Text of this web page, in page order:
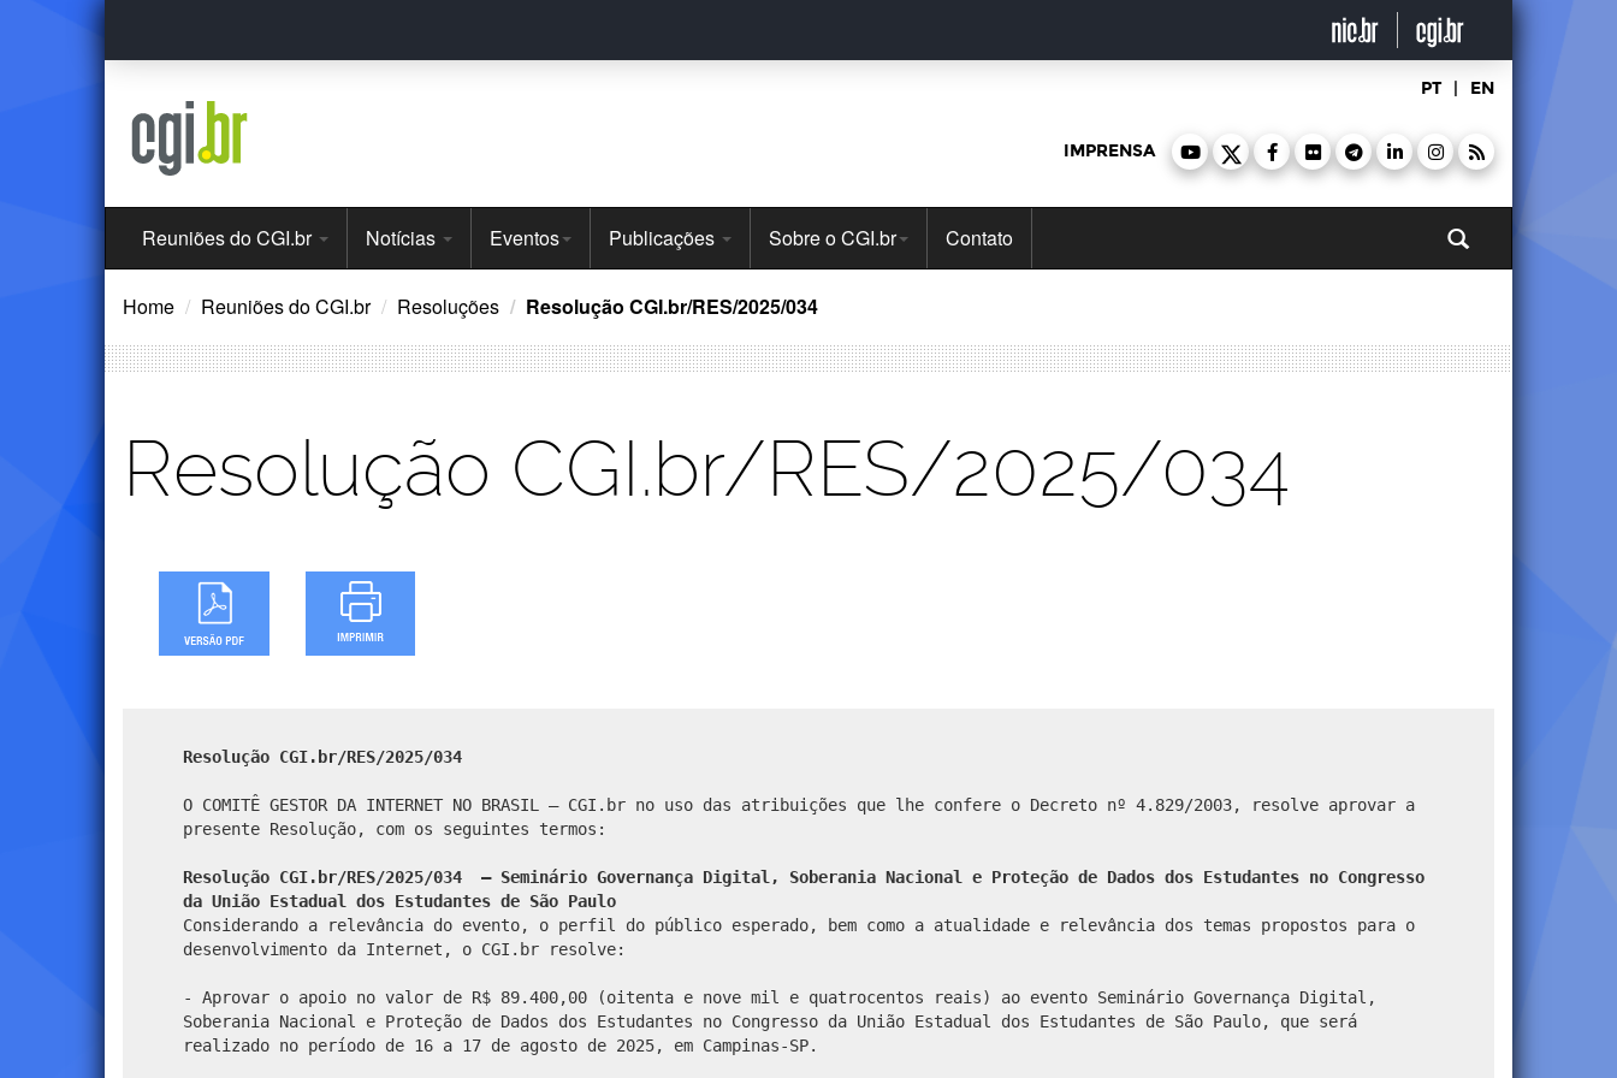
Ir
o
PT | EN
IMPRENSA
Menu
Principal
Reuniões do CGI.br Notícias Eventos Publicações Sobre o CGI.br Contato
Home Reuniões do CGI.br Resoluções Resolução CGI.br/RES/2025/034
Resolução CGI.br/RES/2025/034
Resolução CGI.br/RES/2025/034
O COMITÊ GESTOR DA INTERNET NO BRASIL – CGI.br no uso das atribuições que lhe confere o Decreto nº 4.829/2003, resolve aprovar a
presente Resolução, com os seguintes termos:
Resolução CGI.br/RES/2025/034 – Seminário Governança Digital, Soberania Nacional e Proteção de Dados dos Estudantes no Congresso
da União Estadual dos Estudantes de São Paulo
Considerando a relevância do evento, o perfil do público esperado, bem como a atualidade e relevância dos temas propostos para o
desenvolvimento da Internet, o CGI.br resolve:
- Aprovar o apoio no valor de R$ 89.400,00 (oitenta e nove mil e quatrocentos reais) ao evento Seminário Governança Digital,
Soberania Nacional e Proteção de Dados dos Estudantes no Congresso da União Estadual dos Estudantes de São Paulo, que será
realizado no período de 16 a 17 de agosto de 2025, em Campinas-SP.